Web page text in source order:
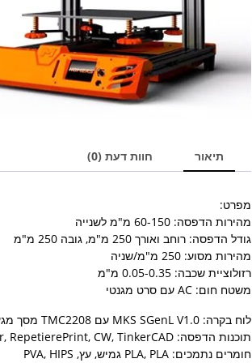
תיאור חוות דעת (0)
מפרט:
מהירות הדפסה: 60-150 מ"מ לשנייה
גודל הדפסה: רוחב ואורך 250 מ"מ, גובה 250 מ"מ
מהירות מסוע: 250 מ"מ/שניה
רזולוציית שכבה: 0.05-0.35 מ"מ
משטח חום: AC עם סרט מגנטי
לוח בקרה: MKS SGenL V1.0 עם TMC2208 מסך מגע
תוכנות הדפסה: Simplify3D, Cura, Slic3r, RepetierePrint, CW, TinkerCAD
חומרים נתמכים: PLA, PLA גמיש, עץ, PVA, HIPS